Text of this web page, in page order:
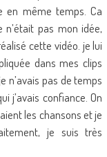
en même temps. Ca
n’était pas mon idée,
cette vidéo. je lui
dans mes clips
n’avais pas de temps
j’avais confiance. On
les chansons et je
je suis très